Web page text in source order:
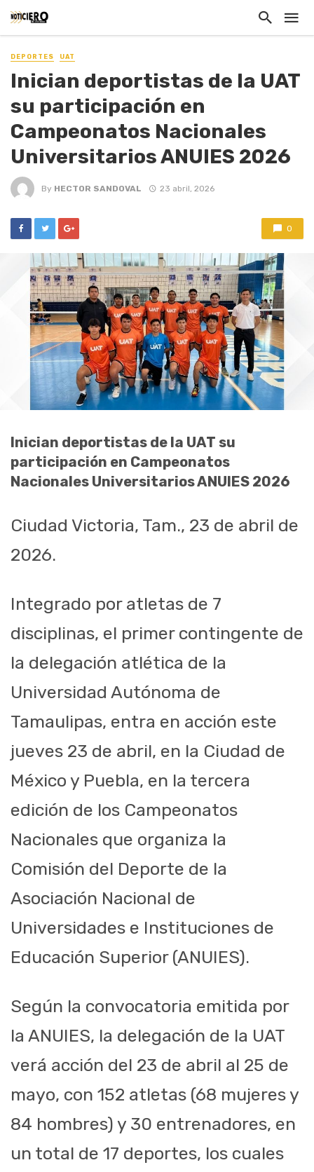
DEPORTES UAT
Inician deportistas de la UAT
su participación en
Campeonatos Nacionales
Universitarios ANUIES 2026
By HECTOR SANDOVAL 23 abril, 2026
0
Inician deportistas de la UAT su
participación en Campeonatos
Nacionales Universitarios ANUIES 2026
Ciudad Victoria, Tam., 23 de abril de
2026.
Integrado por atletas de 7
disciplinas, el primer contingente de
la delegación atlética de la
Universidad Autónoma de
Tamaulipas, entra en acción este
jueves 23 de abril, en la Ciudad de
México y Puebla, en la tercera
edición de los Campeonatos
Nacionales que organiza la
Comisión del Deporte de la
Asociación Nacional de
Universidades e Instituciones de
Educación Superior (ANUIES).
Según la convocatoria emitida por
la ANUIES, la delegación de la UAT
verá acción del 23 de abril al 25 de
mayo, con 152 atletas (68 mujeres y
84 hombres) y 30 entrenadores, en
un total de 17 deportes, los cuales